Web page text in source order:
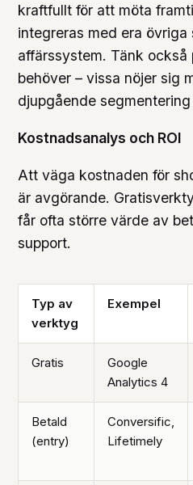
kraftfullt för att möta
integreras med era
affärssystem. Tänk
behöver – vissa nöjer sig
djupgående
Kostnadsanalys och ROI
Att väga kostnaden för
är avgörande.
får ofta större värde av
support.
Typ av
verktyg
Exempel
Gratis
Google
Analytics 4
Betald
(entry)
Conversific,
Lifetimely